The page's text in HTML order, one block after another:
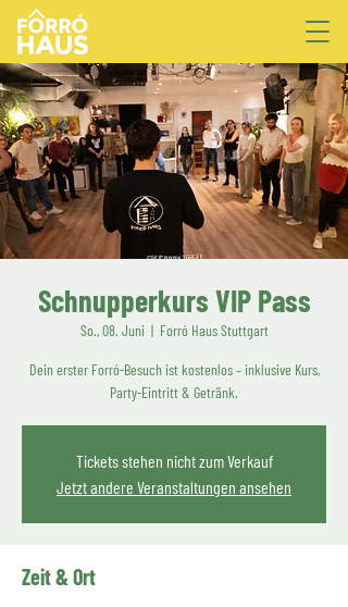
Schnupperkurs VIP Pass
So., 08. Juni
  |
Forró Haus Stuttgart
Dein erster Forró-Besuch ist kostenlos – inklusive Kurs,
Party-Eintritt & Getränk.
Tickets stehen nicht zum Verkauf
Jetzt andere Veranstaltungen ansehen
Zeit & Ort